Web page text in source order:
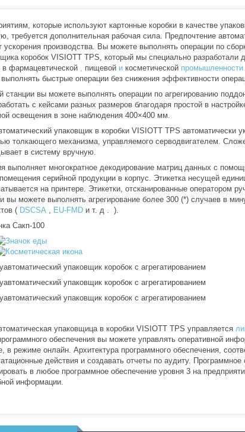
которые используют картонные коробки в качестве
требуется дополнительная рабочая сила. Предпочтение
ускорения производства. Вы можете выполнять операции по
коробок VISIOTT TPS, который мы специально
в фармацевтической , пищевой и косметической промышленности
быстрые операции без снижения эффективности
станции вы можете выполнять операции по агрегированию
с кейсами разных размеров благодаря простой в
освещения в зоне наблюдения 400×400 мм.
упаковщик в коробки VISIOTT TPS автоматически
толкающего механизма, управляемого серводвигателем.
в систему вручную.
выполняет многократное декодирование матриц данных с
серийной продукции в корпус. Этикетка несущей
на принтере. Этикетки, отсканированные
вы можете выполнять агрегирование более 300 (*) случаев в
( DSCSA , EU-FMD и т. д . ).
упаковщица в коробки VISIOTT TPS управляется
обеспечения вы можете управлять оперативной
в режиме онлайн. Архитектура программного обеспечения,
действия и создавать отчеты по аудиту.
в любое программное обеспечение уровня 3 на
информации.